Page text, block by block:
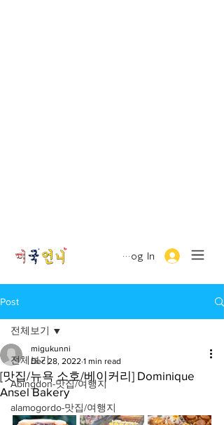
Log In
Post
전체보기
Abingdon-맛집/여행지
alamogordo-맛집/여행지
전체보기
[맛집/뉴욕 소호/베이커리] Dominique
Ansel Bakery
migukunni
Dec 28, 2022 1 min read